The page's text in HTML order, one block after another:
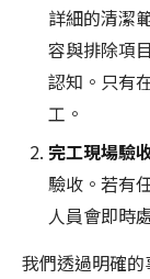
詳細的清潔
容與排除項
認知。只有
工。
完工現場驗
驗收。若有
人員會即時
我們透過明確